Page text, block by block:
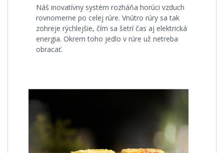
Náš inovatívny systém rozháňa horúci vzduch
rovnomerne po celej rúre. Vnútro rúry sa tak
zohreje rýchlejšie, čím sa šetrí čas aj elektrická
energia. Okrem toho jedlo v rúre už netreba
obracať.